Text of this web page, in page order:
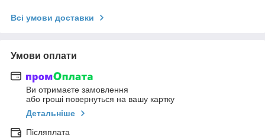
Всі умови доставки
Умови оплати
Ви отримаєте замовлення
або гроші повернуться на вашу картку
Детальніше
Післяплата